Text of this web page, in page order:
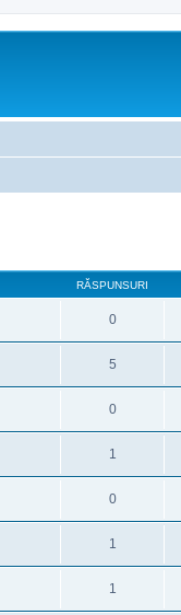
RĂSPUNSURI
0
5
0
1
0
1
1